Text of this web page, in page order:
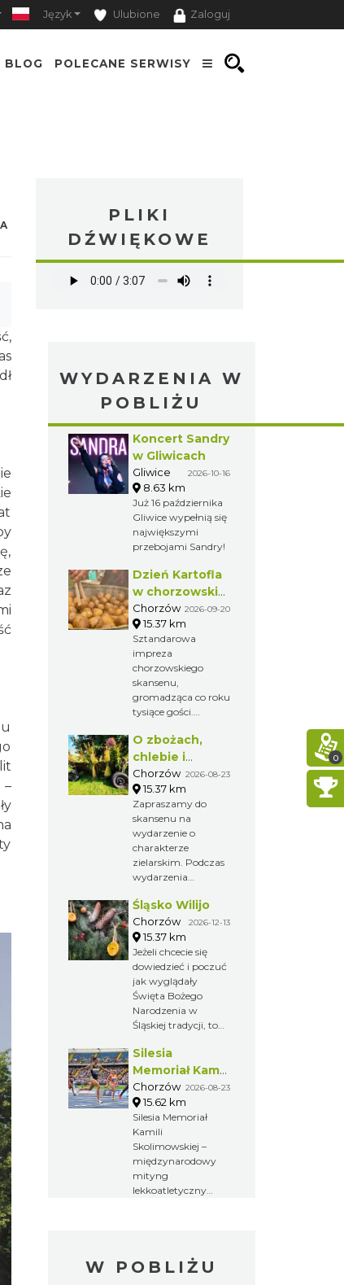
Język Ulubione Zaloguj
BLOG POLECANE SERWISY
–
PLIKI
DŹWIĘKOWE
WYDARZENIA W
POBLIŻU
Koncert Sandry
w Gliwicach
Gliwice 2026-10-16
8.63 km
Już 16 października
Gliwice wypełnią się
największymi
przebojami Sandry!
Dzień Kartofla
w chorzowskim
skansenie
Chorzów 2026-09-20
15.37 km
Sztandarowa
impreza
chorzowskiego
skansenu,
gromadząca co roku
tysiące gości.
dawnych obrzędów
i zwyczajów na
Górnym Śląsku.
O zbożach,
chlebie i
ziołach
Chorzów 2026-08-23
15.37 km
Zapraszamy do
skansenu na
wydarzenie o
charakterze
zielarskim. Podczas
wydarzenia
pokazy prac
żniwnych i działania
młynów.
Śląsko Wilijo
Chorzów 2026-12-13
15.37 km
Jeżeli chcecie się
dowiedzieć i poczuć
jak wyglądały
Święta Bożego
Narodzenia w
Śląskiej tradycji, to
chorzowskiego
skansenu na Śląsko
Wilijo.
Silesia
Memoriał Kamili
Skolimowskiej
Chorzów 2026-08-23
15.62 km
Silesia Memoriał
Kamili
Skolimowskiej –
międzynarodowy
mityng
lekkoatletyczny
Zawody poświęcone
W POBLIŻU
0